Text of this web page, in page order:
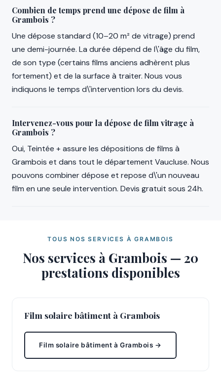
Combien de temps prend une dépose de film à
Grambois ?
Une dépose standard (10–20 m² de vitrage) prend
une demi-journée. La durée dépend de l\'âge du film,
de son type (certains films anciens adhèrent plus
fortement) et de la surface à traiter. Nous vous
indiquons le temps d\'intervention lors du devis.
Intervenez-vous pour la dépose de film vitrage à
Grambois ?
Oui, Teintée + assure les dépositions de films à
Grambois et dans tout le département Vaucluse. Nous
pouvons combiner dépose et repose d\'un nouveau
film en une seule intervention. Devis gratuit sous 24h.
TOUS NOS SERVICES À GRAMBOIS
Nos services à Grambois — 20
prestations disponibles
Film solaire bâtiment à Grambois
Film solaire bâtiment à Grambois →